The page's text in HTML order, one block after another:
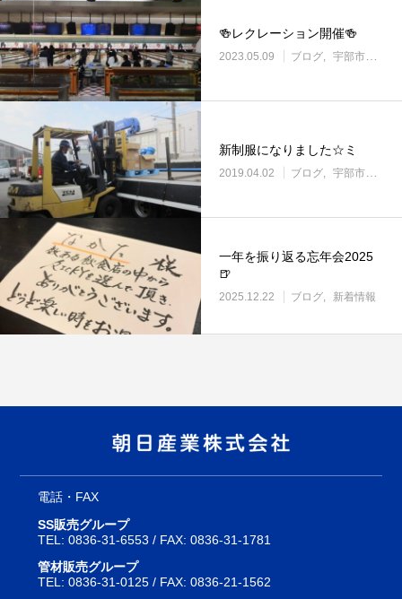
🍻レクレーション開催🍻
2023.05.09 ブログ 宇部市働き方改革に取り組む企業
新制服になりました☆ミ
2019.04.02 ブログ 宇部市働き方改革に取り組む企業
一年を振り返る忘年会2025
🍺
2025.12.22 ブログ 新着情報
電話・FAX
SS販売グループ
TEL:0836-31-6553 / FAX: 0836-31-1781
管材販売グループ
TEL:0836-31-0125 / FAX: 0836-21-1562